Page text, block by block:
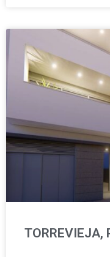
TORREVIEJA,